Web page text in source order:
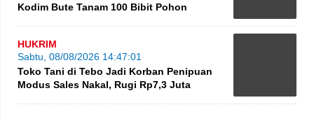
Kodim Bute Tanam 100 Bibit Pohon
HUKRIM
Sabtu, 08/08/2026 14:47:01
Toko Tani di Tebo Jadi Korban Penipuan
Modus Sales Nakal, Rugi Rp7,3 Juta